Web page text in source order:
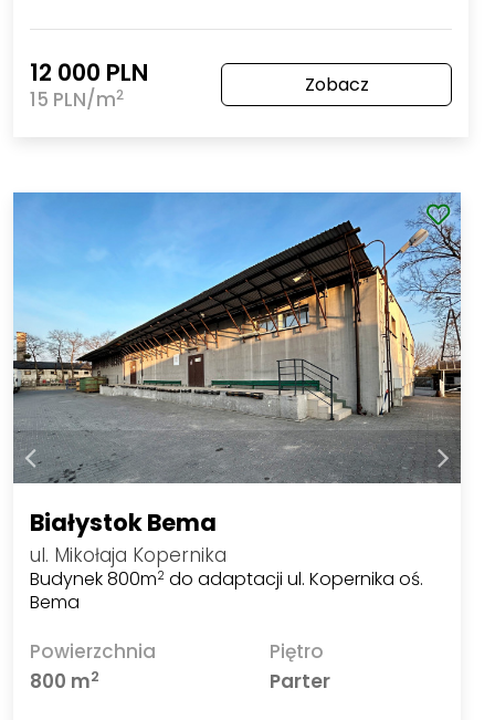
12 000 PLN
15 PLN/m2 Zobacz
Białystok Bema
ul. Mikołaja Kopernika
Budynek 800m2 do adaptacji ul. Kopernika oś.
Bema
Powierzchnia
800 m2
Piętro
Parter